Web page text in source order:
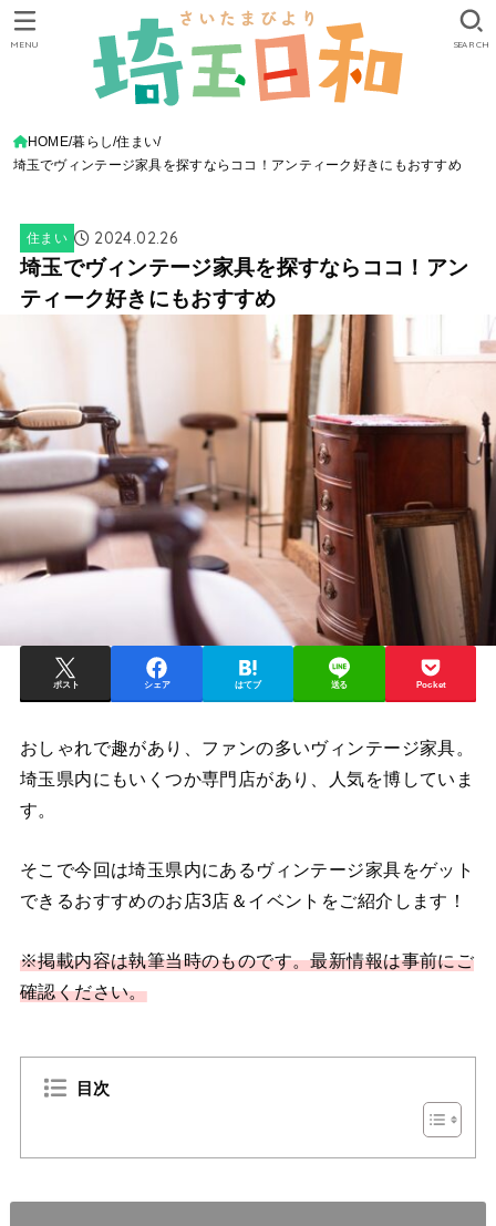
SEARCH
MENU
HOME 暮らし 住まい
埼玉でヴィンテージ家具を探すならココ！アンティーク好きにもおすすめ
住まい 2024.02.26
埼玉でヴィンテージ家具を探すならココ！アン
ティーク好きにもおすすめ
ポスト シェア はてブ 送る Pocket
おしゃれで趣があり、ファンの多いヴィンテージ家具。
埼玉県内にもいくつか専門店があり、人気を博していま
す。
そこで今回は埼玉県内にあるヴィンテージ家具をゲット
できるおすすめのお店3店＆イベントをご紹介します！
※掲載内容は執筆当時のものです。最新情報は事前にご
確認ください。
目次